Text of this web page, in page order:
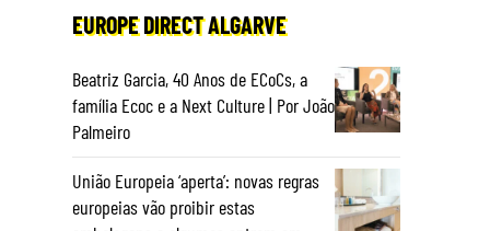
EUROPE DIRECT ALGARVE
Beatriz Garcia, 40 Anos de ECoCs, a
família Ecoc e a Next Culture | Por João
Palmeiro
União Europeia ‘aperta’: novas regras
europeias vão proibir estas